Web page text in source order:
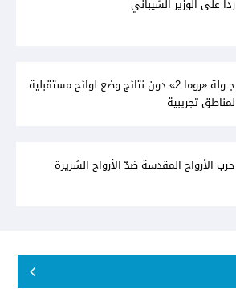
رداً على الوزير الشيباني
جــولة «روما 2» دون نتائج وضع لوائح مستقبلية
لمناطق تجريبية
حرب الأرواح المقدسة ضدّ الأرواح الشريرة